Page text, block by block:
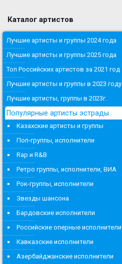
Каталог артистов
Лучшие артисты и группы 2024 года
Лучшие артисты и группы 2025 года
Топ Российских артистов за 2021 год
Лучшие артисты и группы в 2023 году.
Лучшие артисты, группы в 2023г.
Популярные артисты эстрады
Казахские артисты и группы
Поп-группы, исполнители
Rap и R&B
Ретро группы, исполнители, ВИА
Рок-группы, исполнители
Звезды шансона
Бардовские исполнители
Российские оперные исполнители
Кавказские исполнители
Азербайджанские исполнители